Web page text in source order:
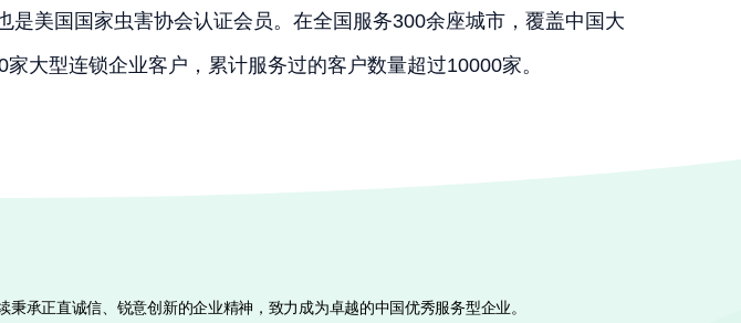
美国国家虫害协会认证会员。在全国服务300余座城市，覆盖中国大
大型连锁企业客户，累计服务过的客户数量超过10000家。
承正直诚信、锐意创新的企业精神，致力成为卓越的中国优秀服务型企业。